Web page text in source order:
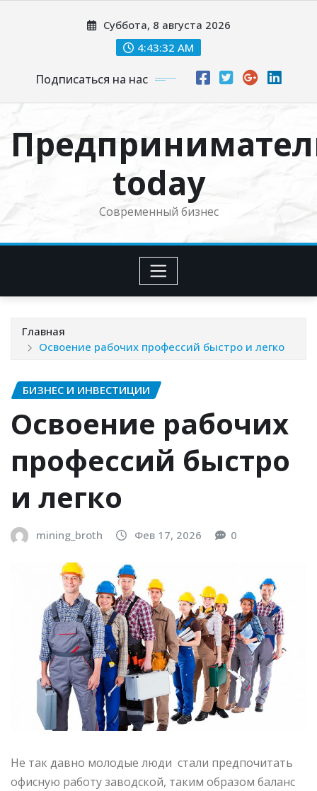
Суббота, 8 августа 2026
4:43:33 AM
Подписаться на нас
today
Современный бизнес
Главная
Освоение рабочих профессий быстро и легко
БИЗНЕС И ИНВЕСТИЦИИ
Освоение рабочих
профессий быстро
и легко
mining_broth Фев 17, 2026 0
Не так давно молодые люди стали предпочитать
офисную работу заводской, таким образом баланс